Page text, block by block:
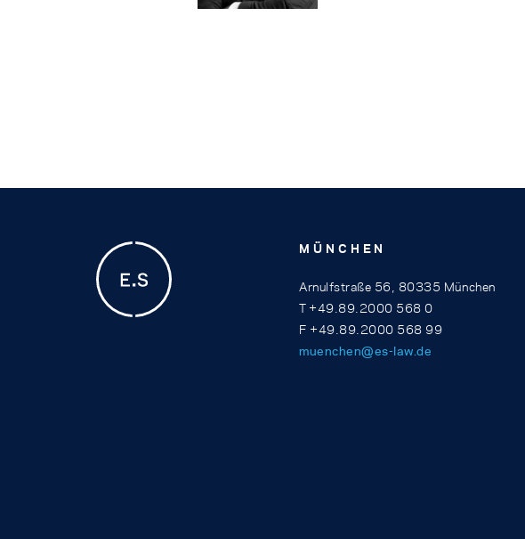
MÜNCHEN
Arnulfstraße 56, 80335 München
T +49.89.2000 568 0
F +49.89.2000 568 99
muenchen@es-law.de